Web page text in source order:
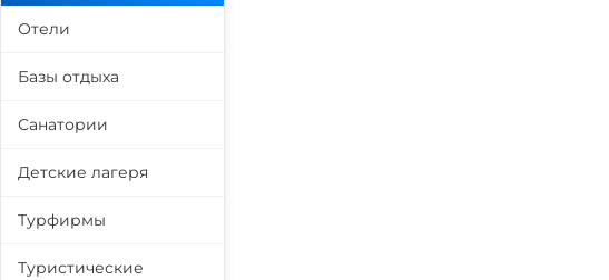
Отели
Базы отдыха
Санатории
Детские лагеря
Турфирмы
Туристические